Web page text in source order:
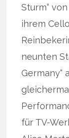
Sturm“
ihrem
neunten
Germany“
für TV-